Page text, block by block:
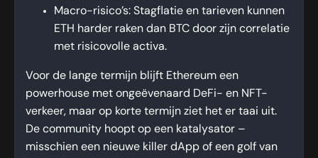
Macro-risico’s: Stagflatie en tarieven kunnen
ETH harder raken dan BTC door zijn correlatie
met risicovolle activa.
Voor de lange termijn blijft Ethereum een
powerhouse met ongeëvenaard DeFi- en NFT-
verkeer, maar op korte termijn ziet het er taai uit.
De community hoopt op een katalysator –
misschien een nieuwe killer dApp of een golf van